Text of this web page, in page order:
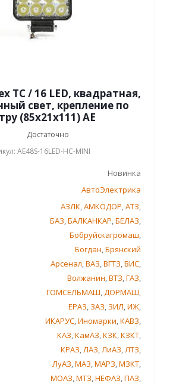
ТС / 16 LED, квадратная,
свет, крепление по
(85х21х111) AE
Достаточно
AE48S-16LED-HC-MINI
Новинка
АвтоЭлектрика
АЗЛК,АМКОДОР,АТЗ,
БАЗ,БАЛКАНКАР,БЕЛАЗ,
Бобруйскагромаш,
Богдан,Брянский
Арсенал,ВАЗ,ВГТЗ,ВИС,
Волжанин,ВТЗ,ГАЗ,
ГОМСЕЛЬМАШ,ДОРМАШ,
ЕРАЗ, ЗАЗ, ЗИЛ,ИЖ,
ИКАРУС,Иномарки,КАВЗ,
КАЗ,КамАЗ,КЗК,КЗКТ,
КРАЗ,ЛАЗ,ЛиАЗ,ЛТЗ,
ЛуАЗ,МАЗ,МАРЗ,МЗКТ,
МОАЗ,МТЗ,НЕФАЗ,ПАЗ,